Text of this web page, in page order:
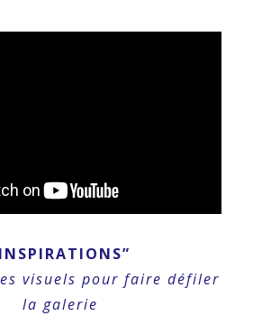
visuels pour faire défiler
la galerie